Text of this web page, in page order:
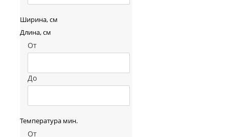
Ширина, см
Длина, см
От
До
Температура мин.
От